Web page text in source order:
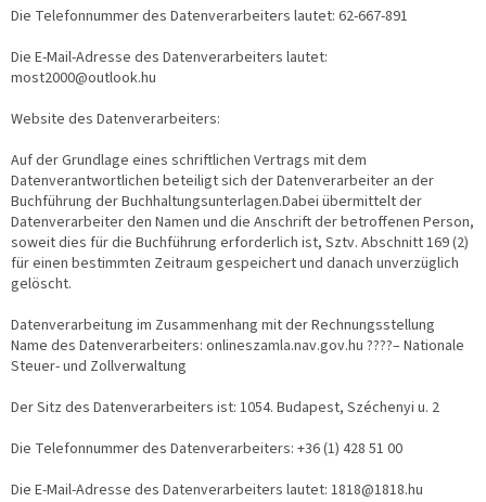
Die Telefonnummer des Datenverarbeiters lautet: 62-667-891
Die E-Mail-Adresse des Datenverarbeiters lautet:
most2000@outlook.hu
Website des Datenverarbeiters:
Auf der Grundlage eines schriftlichen Vertrags mit dem
Datenverantwortlichen beteiligt sich der Datenverarbeiter an der
Buchführung der Buchhaltungsunterlagen.Dabei übermittelt der
Datenverarbeiter den Namen und die Anschrift der betroffenen Person,
soweit dies für die Buchführung erforderlich ist, Sztv. Abschnitt 169 (2)
für einen bestimmten Zeitraum gespeichert und danach unverzüglich
gelöscht.
Datenverarbeitung im Zusammenhang mit der Rechnungsstellung
Name des Datenverarbeiters: onlineszamla.nav.gov.hu ????– Nationale
Steuer- und Zollverwaltung
Der Sitz des Datenverarbeiters ist: 1054. Budapest, Széchenyi u. 2
Die Telefonnummer des Datenverarbeiters: +36 (1) 428 51 00
Die E-Mail-Adresse des Datenverarbeiters lautet: 1818@1818.hu